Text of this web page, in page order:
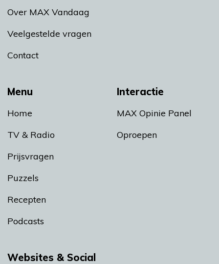
Menu
Home
TV & Radio
Prijsvragen
Puzzels
Recepten
Podcasts
Interactie
MAX Opinie Panel
Oproepen
Over MAX Vandaag
Veelgestelde vragen
Contact
Websites & Social